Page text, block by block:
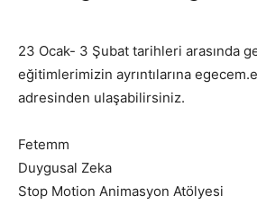
23 Ocak- 3 Şubat tarihleri arasında
eğitimlerimizin ayrıntılarına
adresinden ulaşabilirsiniz.
Fetemm
Duygusal Zeka
Stop Motion Animasyon Atölyesi